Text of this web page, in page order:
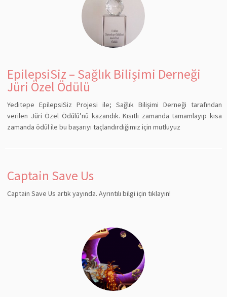
EpilepsiSiz – Sağlık Bilişimi Derneği
Jüri Özel Ödülü
Yeditepe EpilepsiSiz Projesi ile; Sağlık Bilişimi Derneği tarafından
verilen Jüri Özel Ödülü’nü kazandık. Kısıtlı zamanda tamamlayıp kısa
zamanda ödül ile bu başarıyı taçlandırdığımız için mutluyuz
Captain Save Us
Captain Save Us artık yayında. Ayrıntılı bilgi için tıklayın!